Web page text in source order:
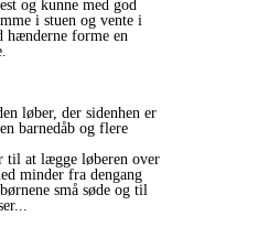
og kunne med god
i stuen og vente i
hænderne forme en
løber, der sidenhen er
barnedåb og flere
til at lægge løberen over
minder fra dengang
små søde og til